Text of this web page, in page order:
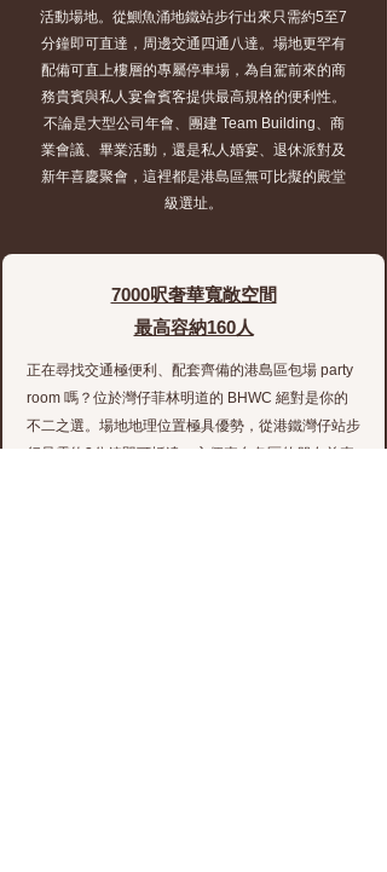
活動場地。從鰂魚涌地鐵站步行出來只需約5至7
分鐘即可直達，周邊交通四通八達。場地更罕有
配備可直上樓層的專屬停車場，為自駕前來的商
務貴賓與私人宴會賓客提供最高規格的便利性。
不論是大型公司年會、團建 Team Building、商
業會議、畢業活動，還是私人婚宴、退休派對及
新年喜慶聚會，這裡都是港島區無可比擬的殿堂
級選址。
7000呎奢華寬敞空間
最高容納160人
正在尋找交通極便利、配套齊備的港島區包場 party
room 嗎？位於灣仔菲林明道的 BHWC 絕對是你的
不二之選。場地地理位置極具優勢，從港鐵灣仔站步
行只需約3分鐘即可抵達，方便來自各區的朋友前來